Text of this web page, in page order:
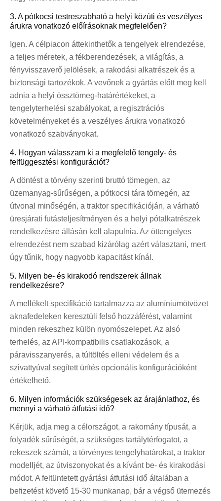
3. A pótkocsi testreszabható a helyi közúti és veszélyes
árukra vonatkozó előírásoknak megfelelően?
Igen. A célpiacon áttekinthetők a tengelyek elrendezése,
a teljes méretek, a fékberendezések, a világítás, a
fényvisszaverő jelölések, a rakodási alkatrészek és a
biztonsági tartozékok. A vevőnek a gyártás előtt meg kell
adnia a helyi össztömeg-határértékeket, a
tengelyterhelési szabályokat, a regisztrációs
követelményeket és a veszélyes árukra vonatkozó
vonatkozó szabványokat.
4. Hogyan válasszam ki a megfelelő tengely- és
felfüggesztési konfigurációt?
A döntést a törvény szerinti bruttó tömegen, az
üzemanyag-sűrűségen, a pótkocsi tára tömegén, az
útvonal minőségén, a traktor specifikációján, a várható
üresjárati futásteljesítményen és a helyi pótalkatrészek
rendelkezésre állásán kell alapulnia. Az öttengelyes
elrendezést nem szabad kizárólag azért választani, mert
úgy tűnik, hogy nagyobb kapacitást kínál.
5. Milyen be- és kirakodó rendszerek állnak
rendelkezésre?
A mellékelt specifikáció tartalmazza az alumíniumötvözet
aknafedeleken keresztüli felső hozzáférést, valamint
minden rekeszhez külön nyomószelepet. Az alsó
terhelés, az API-kompatibilis csatlakozások, a
páravisszanyerés, a túltöltés elleni védelem és a
szivattyúval segített ürítés opcionális konfigurációként
értékelhető.
6. Milyen információk szükségesek az árajánlathoz, és
mennyi a várható átfutási idő?
Kérjük, adja meg a célországot, a rakomány típusát, a
folyadék sűrűségét, a szükséges tartálytérfogatot, a
rekeszek számát, a törvényes tengelyhatárokat, a traktor
modelljét, az útviszonyokat és a kívánt be- és kirakodási
módot. A feltüntetett gyártási átfutási idő általában a
befizetést követő 15-30 munkanap, bár a végső ütemezés